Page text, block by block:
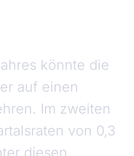
könnte die
auf einen
Im zweiten
von 0,3
diesen